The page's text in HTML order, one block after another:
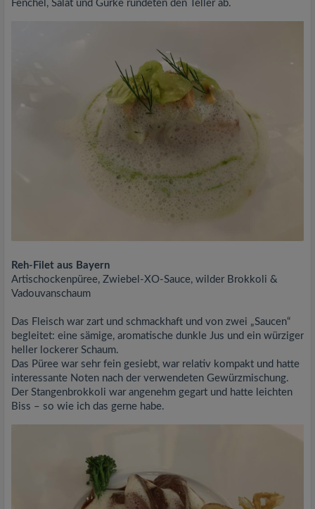
Fenchel, Salat und Gurke rundeten den Teller ab.
Reh-Filet aus Bayern
Artischockenpüree, Zwiebel-XO-Sauce, wilder Brokkoli &
Vadouvanschaum
Das Fleisch war zart und schmackhaft und von zwei „Saucen“
begleitet: eine sämige, aromatische dunkle Jus und ein würziger
heller lockerer Schaum.
Das Püree war sehr fein gesiebt, war relativ kompakt und hatte
interessante Noten nach der verwendeten Gewürzmischung.
Der Stangenbrokkoli war angenehm gegart und hatte leichten
Biss – so wie ich das gerne habe.